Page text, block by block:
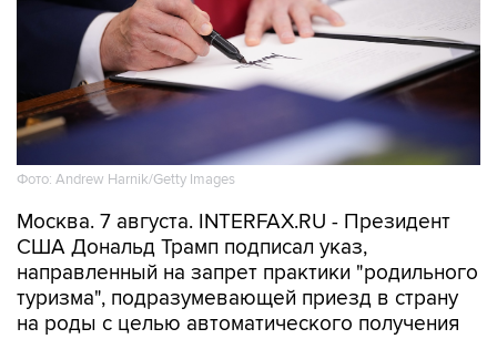
Фото: Andrew Harnik/Getty Images
Москва. 7 августа. INTERFAX.RU - Президент
США Дональд Трамп подписал указ,
направленный на запрет практики "родильного
туризма", подразумевающей приезд в страну
на роды с целью автоматического получения